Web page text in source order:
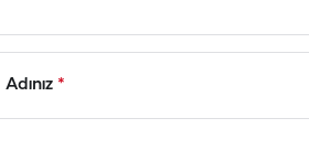
Adınız *